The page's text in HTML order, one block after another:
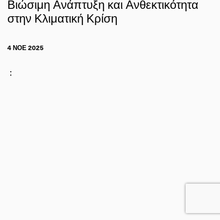
Βιώσιμη Ανάπτυξη και Ανθεκτικότητα
στην Κλιματική Κρίση
4 ΝΟΕ 2025
: